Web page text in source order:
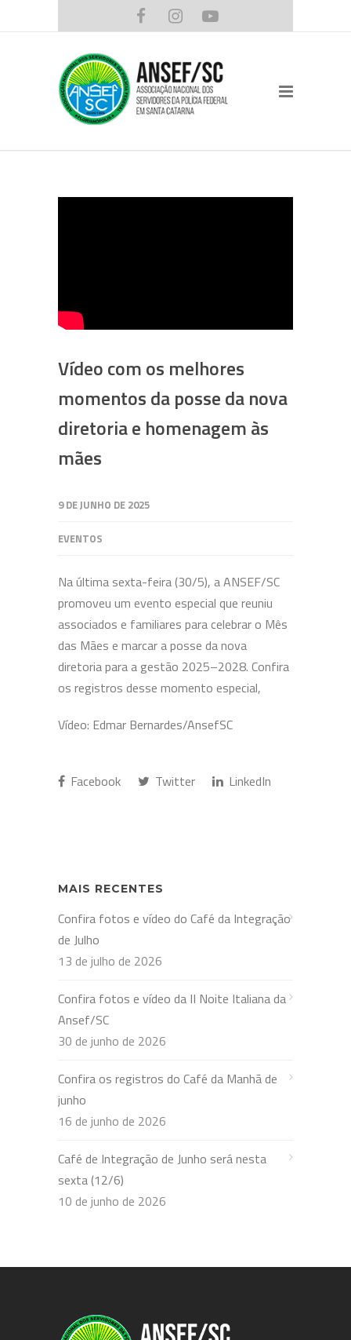
Vídeo com os melhores
momentos da posse da nova
diretoria e homenagem às
mães
9 DE JUNHO DE 2025
EVENTOS
Na última sexta-feira (30/5), a ANSEF/SC
promoveu um evento especial que reuniu
associados e familiares para celebrar o Mês
das Mães e marcar a posse da nova
diretoria para a gestão 2025–2028. Confira
os registros desse momento especial,
Vídeo: Edmar Bernardes/AnsefSC
Facebook Twitter LinkedIn
MAIS RECENTES
Confira fotos e vídeo do Café da Integração
de Julho
13 de julho de 2026
Confira fotos e vídeo da II Noite Italiana da
Ansef/SC
30 de junho de 2026
Confira os registros do Café da Manhã de
junho
16 de junho de 2026
Café de Integração de Junho será nesta
sexta (12/6)
10 de junho de 2026